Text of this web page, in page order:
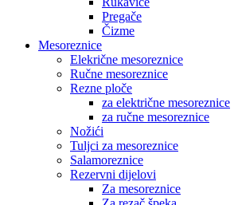
Pregače
Čizme
Mesoreznice
Elekrične mesoreznice
Ručne mesoreznice
Rezne ploče
za električne mesoreznice
za ručne mesoreznice
Nožići
Tuljci za mesoreznice
Salamoreznice
Rezervni dijelovi
Za mesoreznice